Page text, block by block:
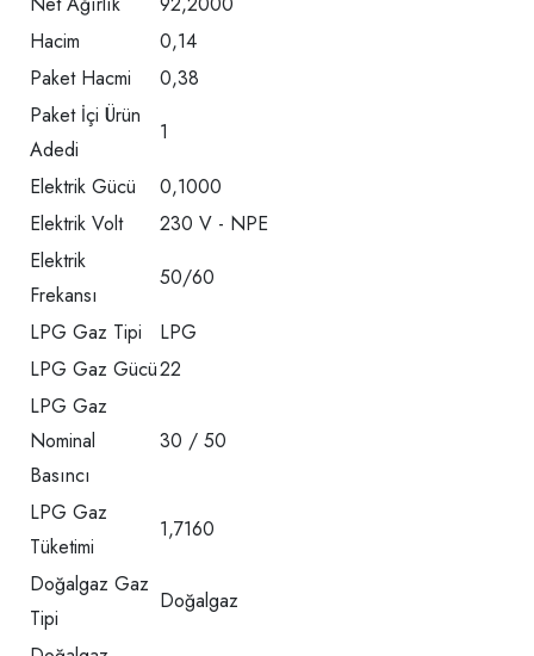
Hacim
0,14
Paket Hacmi
0,38
Paket İçi Ürün
Adedi
1
Elektrik Gücü
0,1000
Elektrik Volt
230 V - NPE
Elektrik
Frekansı
50/60
LPG Gaz Tipi
LPG
LPG Gaz Gücü22
LPG Gaz
Nominal
Basıncı
30 / 50
LPG Gaz
Tüketimi
1,7160
Doğalgaz Gaz
Tipi
Doğalgaz